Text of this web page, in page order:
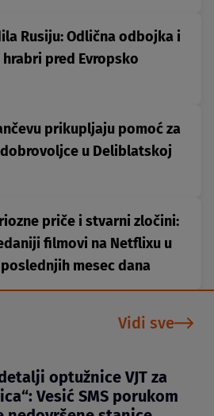
Rusiju: Odlična odbojka i
pred Evropsko
prikupljaju pomoć za
u Deliblatskoj
priče i stvarni zločini:
filmovi na Netflixu u
mesec dana
Vidi sve
optužnice VJT za
Vesić SMS porukom